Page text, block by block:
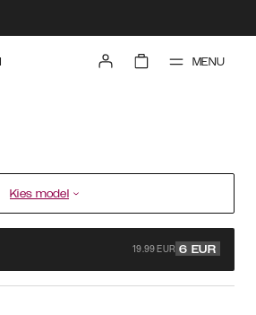
MENU
Kies model
19.99 EUR 6 EUR